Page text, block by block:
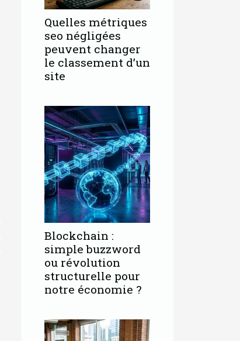
Quelles métriques
seo négligées
peuvent changer
le classement d’un
site
Blockchain :
simple buzzword
ou révolution
structurelle pour
notre économie ?